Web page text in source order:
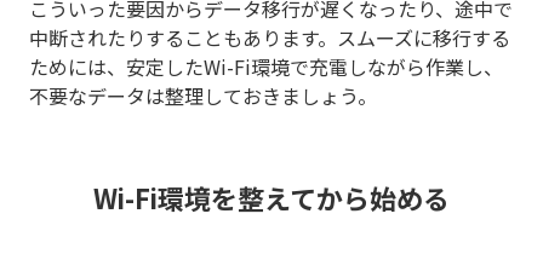
こういった要因からデータ移行が遅くなったり、途中で
中断されたりすることもあります。スムーズに移行する
ためには、安定したWi-Fi環境で充電しながら作業し、
不要なデータは整理しておきましょう。
Wi-Fi環境を整えてから始める